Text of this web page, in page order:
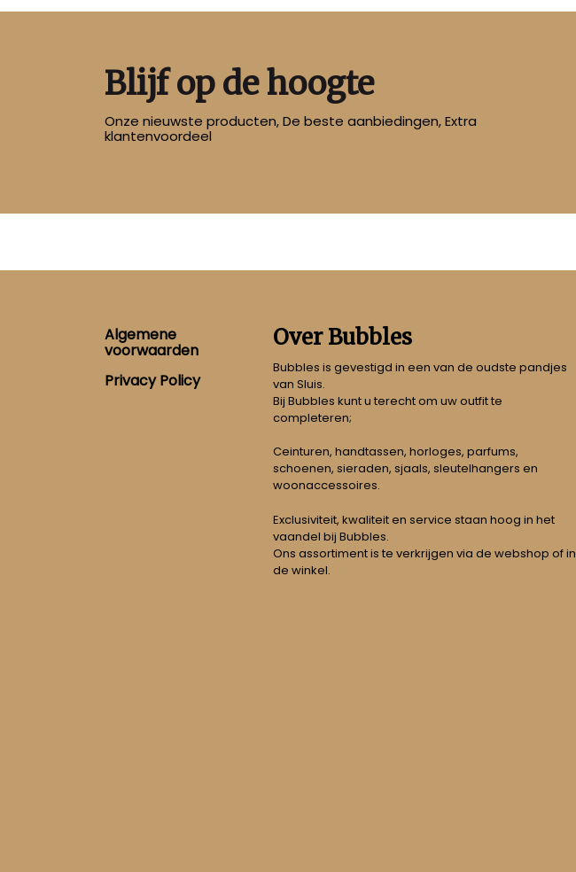
Blijf op de hoogte
Onze nieuwste producten, De beste aanbiedingen, Extra
klantenvoordeel
Footer
Algemene
voorwaarden
Privacy Policy
Over Bubbles
Bubbles is gevestigd in een van de oudste pandjes
van Sluis.
Bij Bubbles kunt u terecht om uw outfit te
completeren;
Ceinturen, handtassen, horloges, parfums,
schoenen, sieraden, sjaals, sleutelhangers en
woonaccessoires.
Exclusiviteit, kwaliteit en service staan hoog in het
vaandel bij Bubbles.
Ons assortiment is te verkrijgen via de webshop of in
de winkel.